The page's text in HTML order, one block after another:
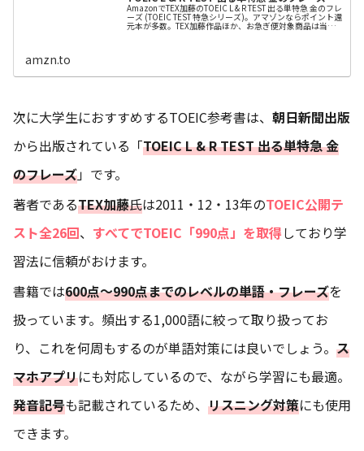
AmazonでTEX加藤のTOEIC L & R TEST 出る単特急 金のフレ
ーズ (TOEIC TEST 特急シリーズ)。アマゾンならポイント還
元本が多数。TEX加藤作品ほか、お急ぎ便対象商品は当日
お届けも可能。またTOEIC L & R TEST 出る単特急 金のフレ
amzn.to
次に大学生におすすめするTOEIC参考書は、 朝日新聞出版
から出版されている「TOEIC L & R TEST 出る単特急 金
のフレーズ」です。
著者であるTEX加藤氏は2011・12・13年のTOEIC公開テ
スト全26回、 すべてでTOEIC「990点」を取得しており学
習法に信頼がおけます。
書籍では600点～990点までのレベルの単語・フレーズを
扱っています。頻出する1,000語に絞って取り扱ってお
り、これを何周もするのが単語対策には良いでしょう。 ス
マホアプリにも対応しているので、ながら学習にも最適。
発音記号も記載されているため、 リスニング対策にも使用
できます。